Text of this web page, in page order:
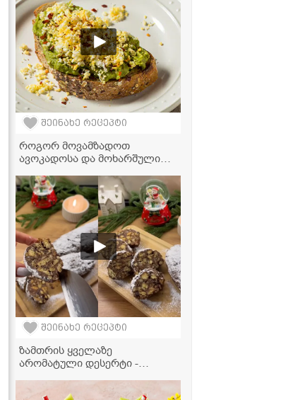
შეინახე რეცეპტი
როგორ მოვამზადოთ
ავოკადოსა და მოხარშული
და ჯანსაღი ტოსტი სულ
რაღაც 10 წუთში!
შეინახე რეცეპტი
ზამთრის ყველაზე
არომატული დესერტი -
ფორთოხლის ცედრით